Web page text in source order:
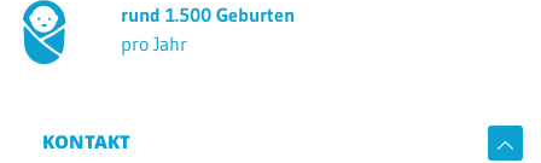
rund 1.500 Geburten
pro Jahr
KONTAKT